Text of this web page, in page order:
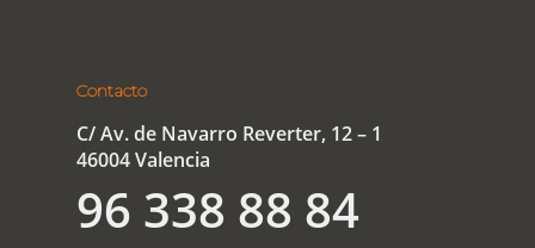
Contacto
C/ Av. de Navarro Reverter, 12 – 1
46004 Valencia
96 338 88 84